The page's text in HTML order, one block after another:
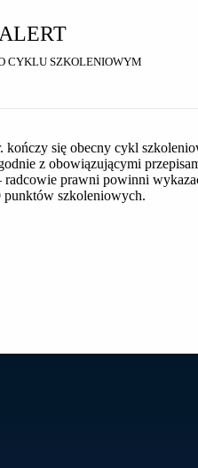
1 -
ALERT
CYKLU SZKOLENIOWYM
kończy się obecny cykl
z obowiązującymi
radcowie prawni powinni
punktów szkoleniowych.